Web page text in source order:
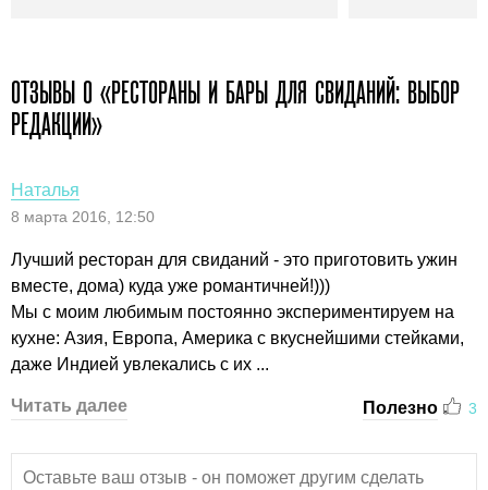
ОТЗЫВЫ О «РЕСТОРАНЫ И БАРЫ ДЛЯ СВИДАНИЙ: ВЫБОР
РЕДАКЦИИ»
Наталья
8 марта 2016, 12:50
Лучший ресторан для свиданий - это приготовить ужин
вместе, дома) куда уже романтичней!)))
Мы с моим любимым постоянно экспериментируем на
кухне: Азия, Европа, Америка с вкуснейшими стейками,
даже Индией увлекались с их ...
Читать далее Полезно 3